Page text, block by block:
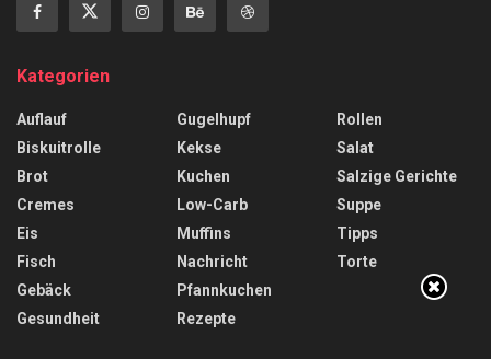
Kategorien
Auflauf
Biskuitrolle
Brot
Cremes
Eis
Fisch
Gebäck
Gesundheit
Gugelhupf
Kekse
Kuchen
Low-Carb
Muffins
Nachricht
Pfannkuchen
Rezepte
Rollen
Salat
Salzige Gerichte
Suppe
Tipps
Torte